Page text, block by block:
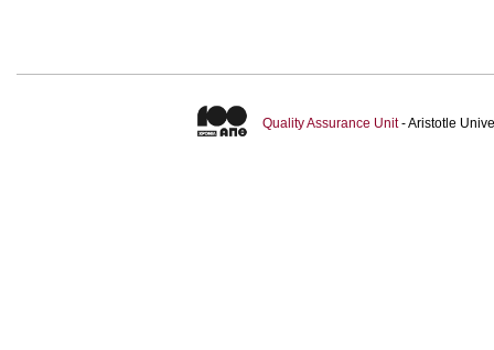
Quality Assurance Unit- Aristotle